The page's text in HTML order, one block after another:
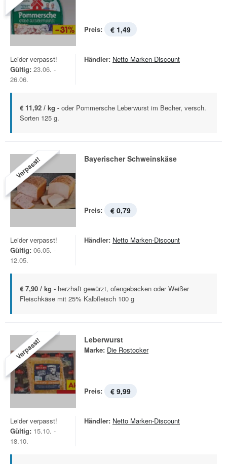
Preis: € 1,49
Leider verpasst!
Gültig: 23.06. -
26.06.
Händler: Netto Marken-Discount
€ 11,92 / kg - oder Pommersche Leberwurst im Becher, versch.
Sorten 125 g.
Verpasst! Bayerischer Schweinskäse
Preis: € 0,79
Leider verpasst!
Gültig: 06.05. -
12.05.
Händler: Netto Marken-Discount
€ 7,90 / kg - herzhaft gewürzt, ofengebacken oder Weißer
Fleischkäse mit 25% Kalbfleisch 100 g
Verpasst! Leberwurst
Marke: Die Rostocker
Preis: € 9,99
Leider verpasst!
Gültig: 15.10. -
18.10.
Händler: Netto Marken-Discount